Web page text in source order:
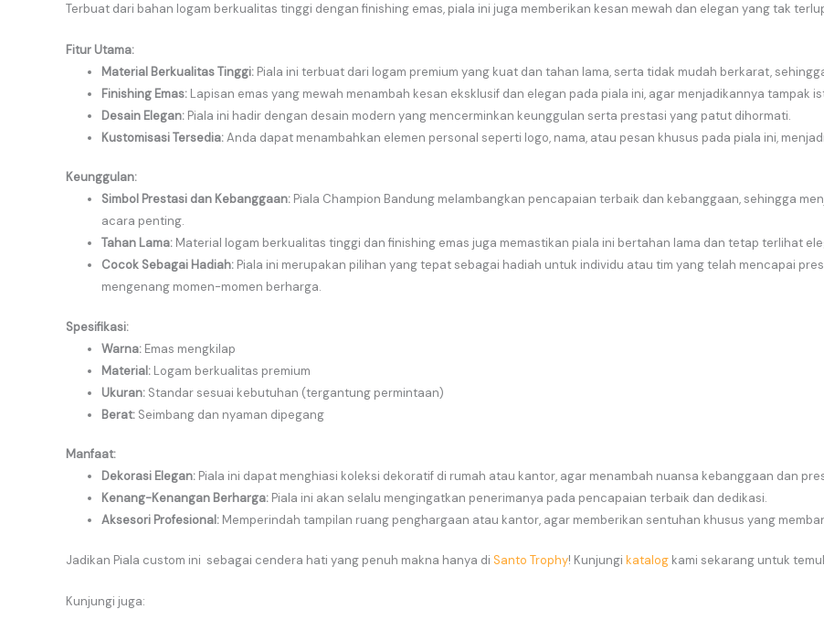
Terbuat dari bahan logam berkualitas tinggi dengan finishing emas, piala ini juga memberikan kesan mewah dan elegan yang tak
Fitur Utama:
Material Berkualitas Tinggi: Piala ini terbuat dari logam premium yang kuat dan tahan lama, serta tidak mudah berkarat,
Finishing Emas: Lapisan emas yang mewah menambah kesan eksklusif dan elegan pada piala ini, agar menjadikannya tampak
Desain Elegan: Piala ini hadir dengan desain modern yang mencerminkan keunggulan serta prestasi yang patut dihormati.
Kustomisasi Tersedia:Anda dapat menambahkan elemen personal seperti logo, nama, atau pesan khusus pada piala ini,
Keunggulan:
Simbol Prestasi dan Kebanggaan: Piala Champion Bandung melambangkan pencapaian terbaik dan kebanggaan, sehingga
acara penting.
Tahan Lama: Material logam berkualitas tinggi dan finishing emas juga memastikan piala ini bertahan lama dan tetap terlihat
Cocok Sebagai Hadiah: Piala ini merupakan pilihan yang tepat sebagai hadiah untuk individu atau tim yang telah mencapai
mengenang momen-momen berharga.
Spesifikasi:
Warna: Emas mengkilap
Material: Logam berkualitas premium
Ukuran: Standar sesuai kebutuhan (tergantung permintaan)
Berat: Seimbang dan nyaman dipegang
Manfaat:
Dekorasi Elegan: Piala ini dapat menghiasi koleksi dekoratif di rumah atau kantor, agar menambah nuansa kebanggaan dan
Kenang-Kenangan Berharga: Piala ini akan selalu mengingatkan penerimanya pada pencapaian terbaik dan dedikasi.
Aksesori Profesional: Memperindah tampilan ruang penghargaan atau kantor, agar memberikan sentuhan khusus yang
Jadikan Piala custom ini sebagai cendera hati yang penuh makna hanya di Santo Trophy! Kunjungi katalog kami sekarang untuk
Kunjungi juga: